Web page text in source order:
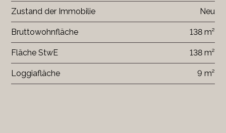
Zustand der Immobilie Neu
Bruttowohnfläche 138 m²
Fläche StwE 138 m²
Loggiafläche 9 m²